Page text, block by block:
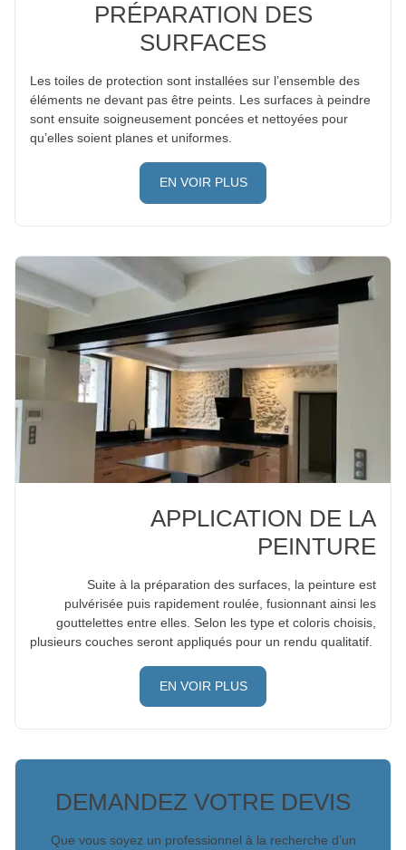
PRÉPARATION DES
SURFACES
Les toiles de protection sont installées sur l’ensemble des
éléments ne devant pas être peints. Les surfaces à peindre
sont ensuite soigneusement poncées et nettoyées pour
qu’elles soient planes et uniformes.
EN VOIR PLUS
APPLICATION DE LA
PEINTURE
Suite à la préparation des surfaces, la peinture est
pulvérisée puis rapidement roulée, fusionnant ainsi les
gouttelettes entre elles. Selon les type et coloris choisis,
plusieurs couches seront appliqués pour un rendu qualitatif.
EN VOIR PLUS
DEMANDEZ VOTRE DEVIS
Que vous soyez un professionnel à la recherche d’un